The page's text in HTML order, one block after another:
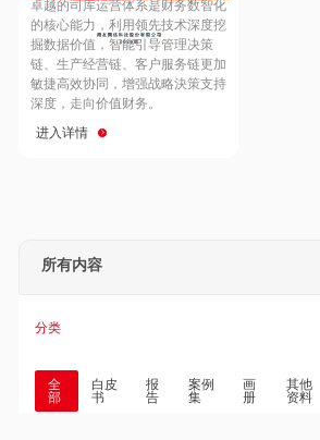
Hong Kong
卓越的司库运营体系是财务数智化
的核心能力，利用领先技术深度挖
掘数据价值，智能引导管理决策
链、生产经营链、客户服务链更加
敏捷高效协同，增强战略決策支持
深度，走向价值财务。
进入详情
所有内容
分类
全
部
白皮
书
报
告
案例
集
画
册
其他
资料